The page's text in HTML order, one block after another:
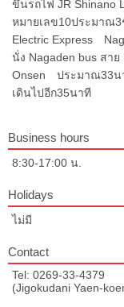
ขึ้นรถไฟ JR Shinano
หมายเลข10ประมาณ3
Electric Express
นั่ง Nagaden bus สา
Onsen ประมาณ33น
เดินไปอีก35นาที
Business hours
8:30-17:00 น.
Holidays
ไม่มี
Contact
Tel: 0269-33-4379
(Jigokudani Yaen-